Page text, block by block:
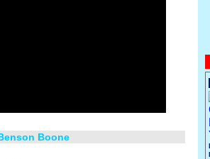
Boone